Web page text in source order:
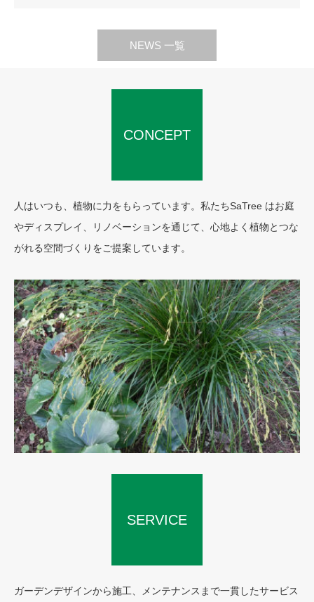
NEWS 一覧
CONCEPT
人はいつも、植物に力をもらっています。私たちSaTree はお庭
やディスプレイ、リノベーションを通じて、心地よく植物とつな
がれる空間づくりをご提案しています。
CONCEPT
SERVICE
ガーデンデザインから施工、メンテナンスまで一貫したサービス